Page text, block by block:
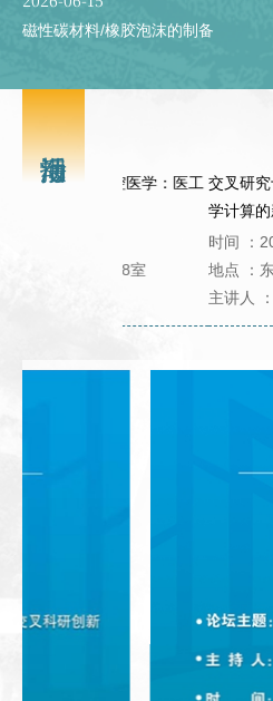
磁性碳材料/橡胶泡沫的制备
腔医学：医工
交叉研究十人谈——
学计算的新范式
时间 ：2026年7月
主讲人 ：刘名名等